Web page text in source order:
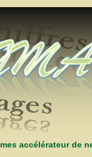
accélérateur de